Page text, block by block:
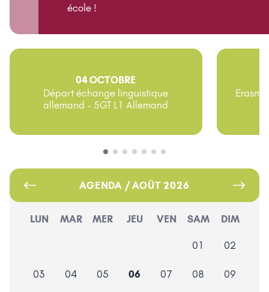
école !
04 OCTOBRE
Départ échange linguistique
allemand - 5GT L1 Allemand
AGENDA / AOÛT 2026
LUN MAR MER JEU VEN SAM DIM
01 02
03 04 05 06 07 08 09